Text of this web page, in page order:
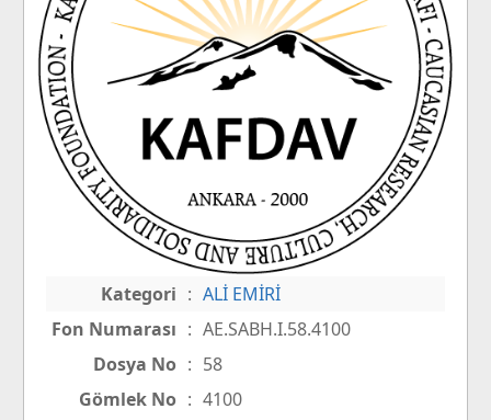
Kategori : ALİ EMİRİ
Fon Numarası : AE.SABH.I.58.4100
Dosya No : 58
Gömlek No : 4100